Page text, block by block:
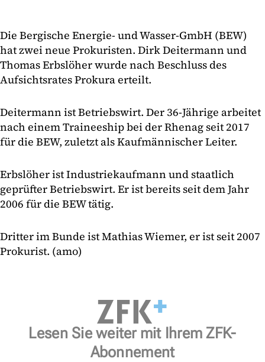
Die Bergische Energie- und Wasser-GmbH (BEW)
hat zwei neue Prokuristen. Dirk Deitermann und
Thomas Erbslöher wurde nach Beschluss des
Aufsichtsrates Prokura erteilt.
Deitermann ist Betriebswirt. Der 36-Jährige arbeitet
nach einem Traineeship bei der Rhenag seit 2017
für die BEW, zuletzt als Kaufmännischer Leiter.
Erbslöher ist Industriekaufmann und staatlich
geprüfter Betriebswirt. Er ist bereits seit dem Jahr
2006 für die BEW tätig.
Dritter im Bunde ist Mathias Wiemer, er ist seit 2007
Prokurist. (amo)
Lesen Sie weiter mit Ihrem ZFK-
Abonnement